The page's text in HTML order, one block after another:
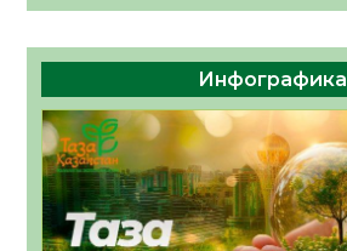
Инфографика